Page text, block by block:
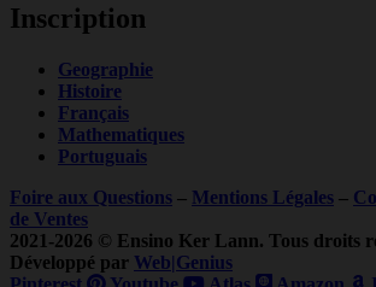
Inscription
Geographie
Histoire
Français
Mathematiques
Portuguais
Foire aux Questions – Mentions Légales –
de Ventes
2021-2026 © Ensino Ker Lann. Tous droits
Développé par Web|Genius